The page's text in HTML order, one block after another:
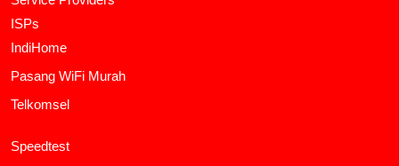
ISPs
IndiHome
Pasang WiFi Murah
Telkomsel
Speedtest